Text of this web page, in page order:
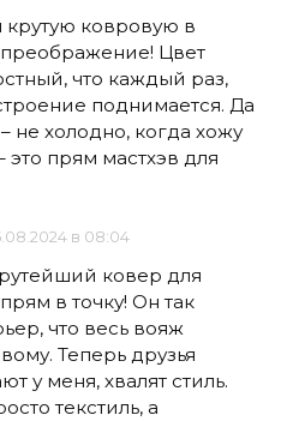
крутую ковровую в
Цвет
что каждый раз,
поднимается. Да
не холодно, когда хожу
прям мастхэв для
в 08:04
ковер для
в точку! Он так
что весь вояж
Теперь друзья
у меня, хвалят стиль.
текстиль, а